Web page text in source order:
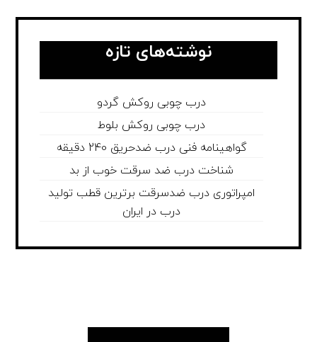
نوشته‌های تازه
درب چوبی روکش گردو
درب چوبی روکش بلوط
گواهینامه فنی درب ضدحریق 240 دقیقه
شناخت درب ضد سرقت خوب از بد
امپراتوری درب ضدسرقت برترین قطب تولید
درب در ایران